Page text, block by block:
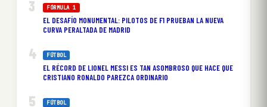
FÓRMULA 1
EL DESAFÍO MONUMENTAL: PILOTOS DE F1 PRUEBAN LA NUEVA
CURVA PERALTADA DE MADRID
FÚTBOL
EL RÉCORD DE LIONEL MESSI ES TAN ASOMBROSO QUE HACE QUE
CRISTIANO RONALDO PAREZCA ORDINARIO
FÚTBOL